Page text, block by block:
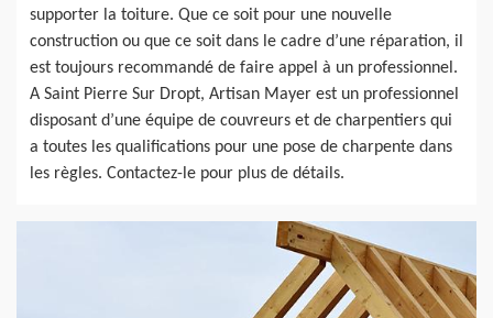
supporter la toiture. Que ce soit pour une nouvelle
construction ou que ce soit dans le cadre d’une réparation, il
est toujours recommandé de faire appel à un professionnel.
A Saint Pierre Sur Dropt, Artisan Mayer est un professionnel
disposant d’une équipe de couvreurs et de charpentiers qui
a toutes les qualifications pour une pose de charpente dans
les règles. Contactez-le pour plus de détails.